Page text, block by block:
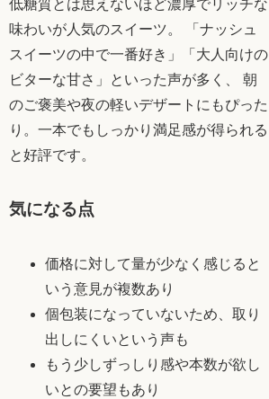
低糖質とは思えないほど濃厚でリッチな
味わいが人気のスイーツ。 「ナッシュ
スイーツの中で一番好き」「大人向けの
ビターな甘さ」といった声が多く、 朝
のご褒美や夜の軽いデザートにもぴった
り。一本でもしっかり満足感が得られる
と好評です。
気になる点
価格に対して量が少なく感じると
いう意見が複数あり
個包装になっていないため、取り
出しにくいという声も
もう少しずっしり感や本数が欲し
いとの要望もあり